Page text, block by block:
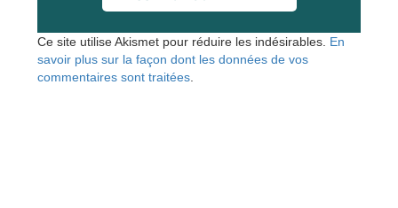
Ce site utilise Akismet pour réduire les indésirables. En
savoir plus sur la façon dont les données de vos
commentaires sont traitées.